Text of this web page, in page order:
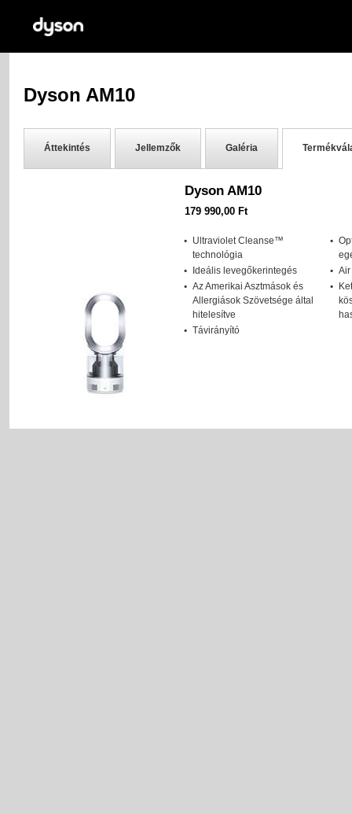
Dyson AM10
Áttekintés Jellemzők Galéria
Dyson AM10
179 990,00 Ft
Ultraviolet Cleanse™
technológia
Ideális levegőkerintegés
Az Amerikai Asztmások és
Allergiások Szövetsége által
hitelesítve
Távirányító